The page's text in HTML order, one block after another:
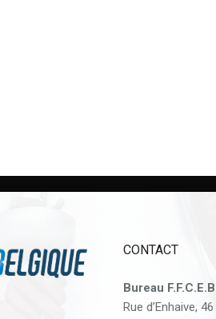
CONTACT
Bureau
Rue d’Enhaive, 46